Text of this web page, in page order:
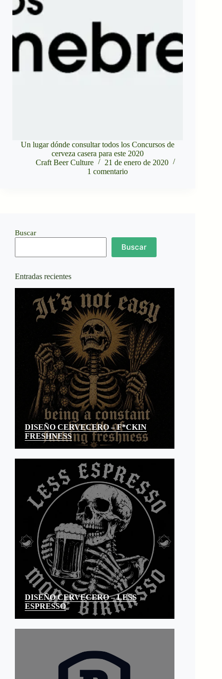
Un lugar dónde consultar todos los Concursos de
cerveza casera para este 2020
Craft Beer Culture
21 de enero de 2020
1 comentario
Buscar
Buscar
Entradas recientes
DISEÑO CERVECERO – F*CKIN
FRESHNESS
DISEÑO CERVECERO – LESS
ESPRESSO